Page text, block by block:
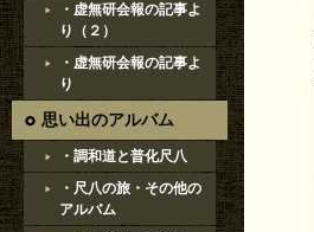
・虚無研会報の記事よ
り（２）
・虚無研会報の記事よ
り
思い出のアルバム
・調和道と普化尺八
・尺八の旅・その他の
アルバム